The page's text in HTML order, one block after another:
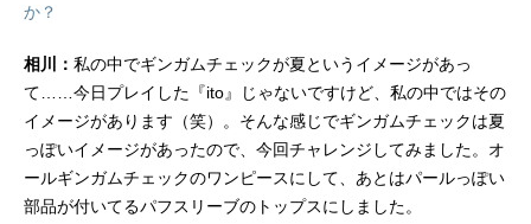
か？
相川： 私の中でギンガムチェックが夏というイメージがあっ
て……今日プレイした『ito』じゃないですけど、私の中ではその
イメージがあります（笑）。そんな感じでギンガムチェックは夏
っぽいイメージがあったので、今回チャレンジしてみました。オ
ールギンガムチェックのワンピースにして、あとはパールっぽい
部品が付いてるパフスリーブのトップスにしました。